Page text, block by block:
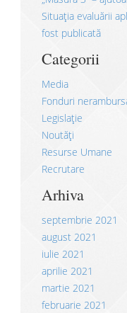
Situația evaluării
fost publicată
Categorii
Media
Fonduri
Legislație
Noutăți
Resurse Umane
Recrutare
Arhiva
septembrie 2021
august 2021
iulie 2021
aprilie 2021
martie 2021
februarie 2021